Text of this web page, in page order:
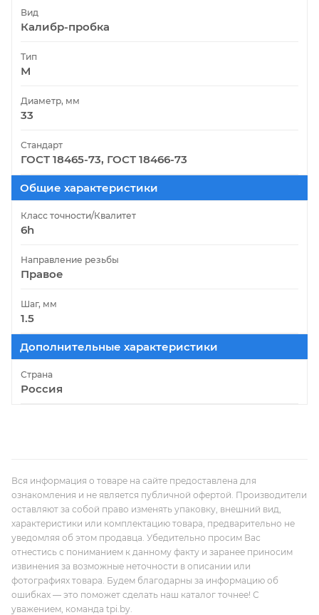
Вид
Калибр-пробка
Тип
М
Диаметр, мм
33
Стандарт
ГОСТ 18465-73, ГОСТ 18466-73
Общие характеристики
Класс точности/Квалитет
6h
Направление резьбы
Правое
Шаг, мм
1.5
Дополнительные характеристики
Страна
Россия
Вся информация о товаре на сайте предоставлена для
ознакомления и не является публичной офертой. Производители
оставляют за собой право изменять упаковку, внешний вид,
характеристики или комплектацию товара, предварительно не
уведомляя об этом продавца. Убедительно просим Вас
отнестись с пониманием к данному факту и заранее приносим
извинения за возможные неточности в описании или
фотографиях товара. Будем благодарны за информацию об
ошибках — это поможет сделать наш каталог точнее! С
уважением, команда tpi.by.